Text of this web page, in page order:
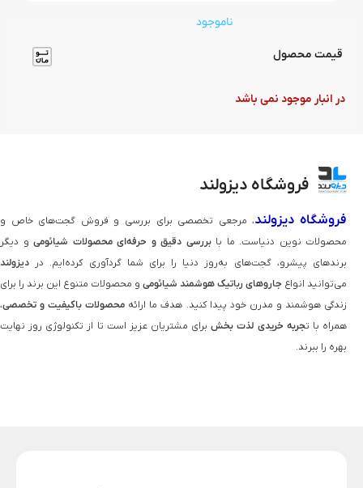
قیمت محصول
ناموجود
در انبار موجود نمی باشد
فروشگاه دیزولند
فروشگاه دیزولند، مرجعی تخصصی برای بررسی و فروش گجت‌های خاص و
محصولات نوین دنیاست. ما بابررسی دقیق و حرفه‌ای محصولات شیائومی و دیگر
برندهای پیشرو، گجت‌های به‌روز دنیا را برای شما گردآوری کرده‌ایم. در دیزولند
می‌توانید انواع جاروهای رباتیک هوشمند شیائومی و محصولات متنوع این برند را برای
زندگی هوشمند و مدرن خود پیدا کنید. هدف ما ارائه محصولات باکیفیت و تخصصی،
همراه با تجربه خریدی لذت‌ بخشبرای مشتریان عزیز است تا از تکنولوژی روز نهایت
بهره را ببرند.